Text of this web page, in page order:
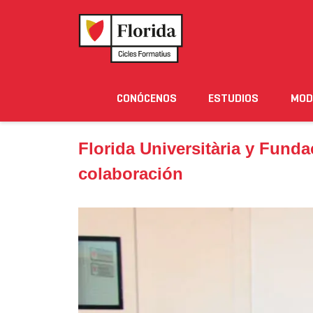
Noticias Eventos Blog Solicita
CONÓCENOS ESTUDIOS
Florida Universitària y
colaboración